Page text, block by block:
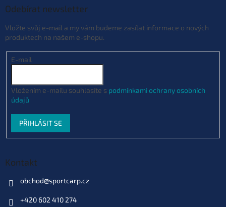
Odebírat newsletter
Vložte svůj e-mail a my vám budeme zasílat informace o nových
produktech na našem e-shopu.
E-mail
Vložením e-mailu souhlasíte s podmínkami ochrany osobních
údajů
PŘIHLÁSIT SE
Kontakt
obchod@sportcarp.cz
+420 602 410 274